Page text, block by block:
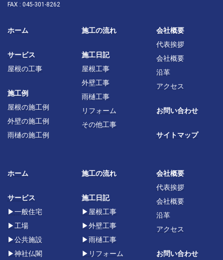
FAX : 045-301-8262
ホーム
サービス
屋根の工事
施工例
屋根の施工例
外壁の施工例
雨樋の施工例
施工の流れ
施工日記
屋根工事
外壁工事
雨樋工事
リフォーム
その他工事
会社概要
代表挨拶
会社概要
沿革
アクセス
お問い合わせ
サイトマップ
ホーム
サービス
▶一般住宅
▶ 工場
▶公共施設
▶神社仏閣
施工の流れ
施工日記
▶ 屋根工事
▶外壁工事
▶雨樋工事
▶ リフォーム
会社概要
代表挨拶
会社概要
沿革
アクセス
お問い合わせ